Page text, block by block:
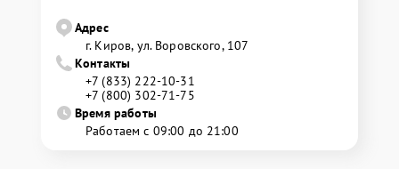
Адрес
г. Киров, ул. Воровского, 107
Контакты
+7 (833) 222-10-31
+7 (800) 302-71-75
Время работы
Работаем с 09:00 до 21:00